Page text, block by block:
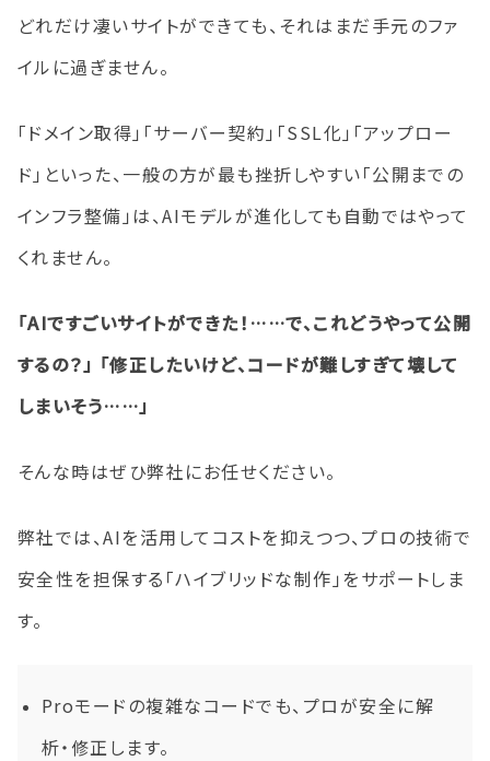
どれだけ凄いサイトができても、それはまだ手元のファ
イルに過ぎません。
「ドメイン取得」「サーバー契約」「SSL化」「アップロー
ド」といった、一般の方が最も挫折しやすい「公開までの
インフラ整備」は、AIモデルが進化しても自動ではやって
くれません。
「AIですごいサイトができた！……で、これどうやって公開
するの？」 「修正したいけど、コードが難しすぎて壊して
しまいそう……」
そんな時はぜひ弊社にお任せください。
弊社では、AIを活用してコストを抑えつつ、プロの技術で
安全性を担保する「ハイブリッドな制作」をサポートしま
す。
Proモードの複雑なコードでも、プロが安全に解
析・修正します。